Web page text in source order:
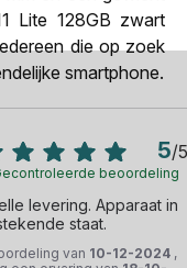
Lite 128GB zwart
die op zoek
smartphone.
5/5
beoordeling
levering. Apparaat in
staat.
van 10-12-2024 ,